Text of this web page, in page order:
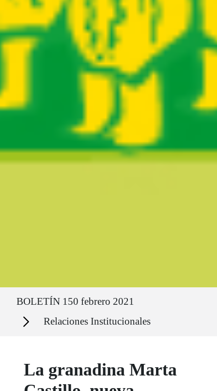
BOLETÍN 150 febrero 2021
Secciones Relaciones Institucionales
La granadina Marta